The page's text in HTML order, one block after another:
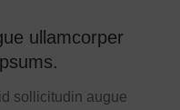
ullamcorper
sollicitudin augue